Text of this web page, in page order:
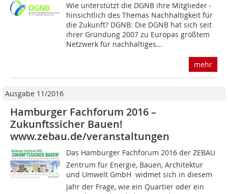
Wie unterstützt die DGNB ihre Mitglieder ­
hinsichtlich des Themas Nachhaltigkeit für
die Zukunft? DGNB: Die DGNB hat sich seit
ihrer Gründung 2007 zu Europas größtem
Netzwerk für nachhaltiges...
mehr
Ausgabe 11/2016
Hamburger Fachforum 2016 –
Zukunftssicher Bauen!
www.zebau.de/veranstaltungen
Das Hamburger Fachforum 2016 der ZEBAU 
Zentrum für Energie, Bauen, Architektur
und Umwelt GmbH  widmet sich in diesem
Jahr der Frage, wie ein Quartier oder ein